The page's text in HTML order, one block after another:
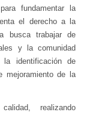
fundamentar la
el derecho a la
busca trabajar de
y la comunidad
identificación de
mejoramiento de la
realizando